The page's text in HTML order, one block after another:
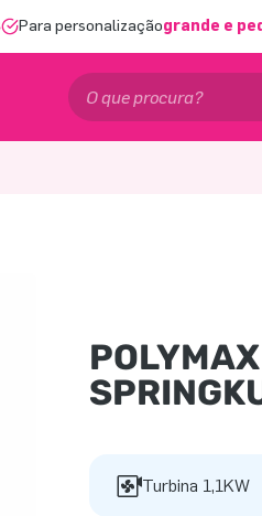
Para personalizaçãogrande e
Turbina 1,1KW